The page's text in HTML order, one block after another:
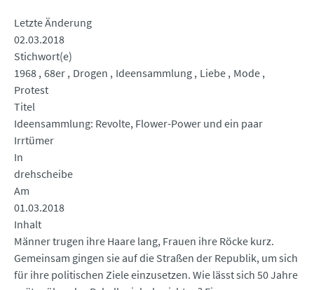
Letzte Änderung
02.03.2018
Stichwort(e)
1968 68er Drogen Ideensammlung Liebe Mode
Protest
Titel
Ideensammlung: Revolte, Flower-Power und ein paar
Irrtümer
In
drehscheibe
Am
01.03.2018
Inhalt
Männer trugen ihre Haare lang, Frauen ihre Röcke kurz.
Gemeinsam gingen sie auf die Straßen der Republik, um sich
für ihre politischen Ziele einzusetzen. Wie lässt sich 50 Jahre